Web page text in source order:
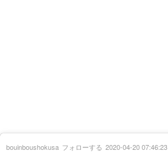
bouinboushokusa フォローする 2020-04-20 07:46:23